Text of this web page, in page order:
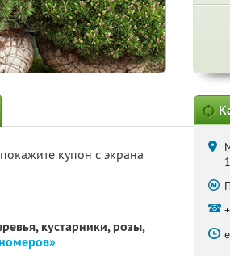
купон с экрана
кустарники, розы,